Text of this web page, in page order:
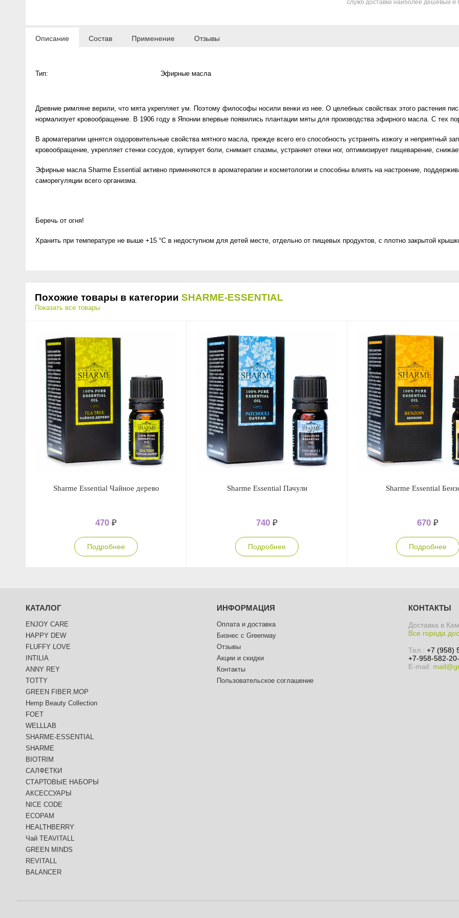
Green Minds
служб доставки наиболее дешевый и
Описание Состав Применение Отзывы
Тип: Эфирные масла
Древние римляне верили, что мята укрепляет ум. Поэтому философы носили венки из нее. О целебных свойствах этого растения
нормализует кровообращение. В 1906 году в Японии впервые появились плантации мяты для производства эфирного масла. С тех
В ароматерапии ценятся оздоровительные свойства мятного масла, прежде всего его способность устранять изжогу и неприятный
кровообращение, укрепляет стенки сосудов, купирует боли, снимает спазмы, устраняет отеки ног, оптимизирует пищеварение,
Эфирные масла Sharme Essential активно применяются в ароматерапии и косметологии и способны влиять на настроение,
саморегуляции всего организма.
Беречь от огня!
Хранить при температуре не выше +15 °C в недоступном для детей месте, отдельно от пищевых продуктов, с плотно закрытой
Похожие товары в категории SHARME-ESSENTIAL
Показать все товары
Sharme Essential Чайное дерево
470 ₽
Подробнее
Sharme Essential Пачули
740 ₽
Подробнее
Sharme Essential
670 ₽
Подробнее
КАТАЛОГ
ENJOY CARE
HAPPY DEW
FLUFFY LOVE
INTILIA
ANNY REY
TOTTY
GREEN FIBER.MOP
Hemp Beauty Collection
FOET
WELLLAB
SHARME-ESSENTIAL
SHARME
BIOTRIM
САЛФЕТКИ
СТАРТОВЫЕ НАБОРЫ
АКСЕССУАРЫ
NICE CODE
ECOPAM
HEALTHBERRY
Чай TEAVITALL
GREEN MINDS
REVITALL
BALANCER
ИНФОРМАЦИЯ
Оплата и доставка
Бизнес с Greenway
Отзывы
Акции и скидки
Контакты
Пользовательское соглашение
КОНТАКТЫ
Доставка в
Все города
Тел.: +7 (958)
+7-958-582-
E-mail: